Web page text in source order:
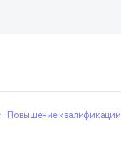
Повышение квалификации